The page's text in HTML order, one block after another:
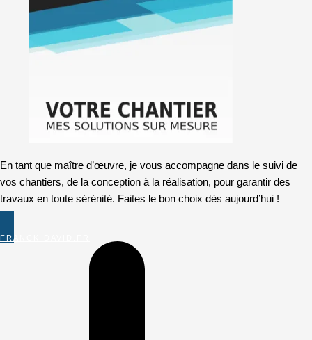
En tant que maître d’œuvre, je vous accompagne dans le suivi de
vos chantiers, de la conception à la réalisation, pour garantir des
travaux en toute sérénité. Faites le bon choix dès aujourd’hui !
FRANCK-DAVID.FR